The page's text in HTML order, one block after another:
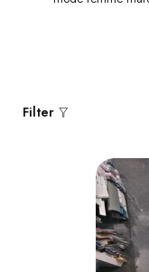
Filter